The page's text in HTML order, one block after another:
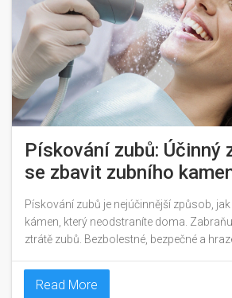
Pískování zubů: Účinný
se zbavit zubního
Pískování zubů je nejúčinnější způsob,
kámen, který neodstraníte doma.
ztrátě zubů. Bezbolestné, bezpečné a
Read More